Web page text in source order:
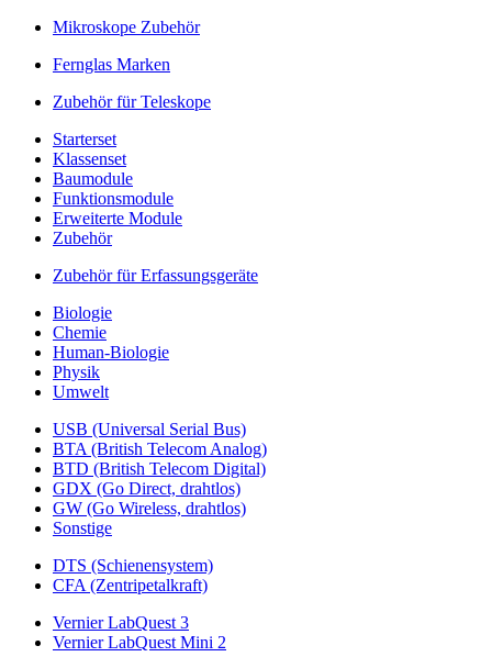
Mikroskope Zubehör
Fernglas Marken
Zubehör für Teleskope
Starterset
Klassenset
Baumodule
Funktionsmodule
Erweiterte Module
Zubehör
Zubehör für Erfassungsgeräte
Biologie
Chemie
Human-Biologie
Physik
Umwelt
USB (Universal Serial Bus)
BTA (British Telecom Analog)
BTD (British Telecom Digital)
GDX (Go Direct, drahtlos)
GW (Go Wireless, drahtlos)
Sonstige
DTS (Schienensystem)
CFA (Zentripetalkraft)
Vernier LabQuest 3
Vernier LabQuest Mini 2